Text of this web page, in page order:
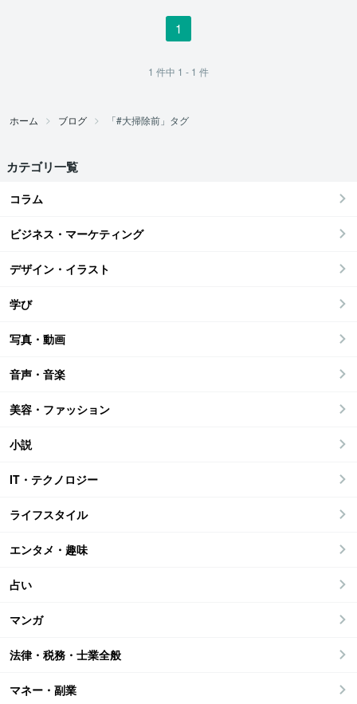
1
1 件中 1 - 1 件
ホーム ブログ 「#大掃除前」タグ
カテゴリ一覧
コラム
ビジネス・マーケティング
デザイン・イラスト
学び
写真・動画
音声・音楽
美容・ファッション
小説
IT・テクノロジー
ライフスタイル
エンタメ・趣味
占い
マンガ
法律・税務・士業全般
マネー・副業